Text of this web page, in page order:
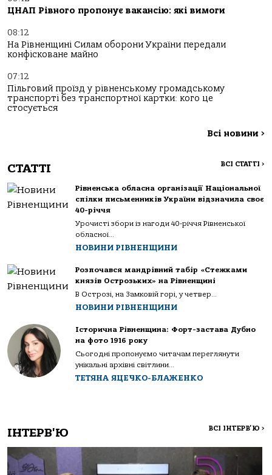
ЦНАП Рівного пропонує вакансію: які вимоги
08:12
На Рівненщині Силам оборони України передали
конфісковане майно
07:12
Пільговий проїзд у рівненському громадському
транспорті без транспортної картки: кого це
стосується
Всі новини >
СТАТТІ ВСІ СТАТТІ >
Рівненська обласна організації Національної
спілки письменників України відзначила своє
40-річчя
Урочисті збори із нагоди 40-річчя Рівненської
обласної...
НОВИНИ РІВНЕНЩИНИ
Розпочався мандрівний табір «Стежками
князів Острозьких» на Рівненщині
В Острозі, на Замковій горі, у четвер...
НОВИНИ РІВНЕНЩИНИ
Історична Рівненщина: Форт-застава Дубно
на фото 1916 року
Сьогодні пропонуємо читачам переглянути
унікальні архівні світлини...
ТЕТЯНА ЯЦЕЧКО-БЛАЖЕНКО
ІНТЕРВ'Ю ВСІ ІНТЕРВ'Ю >